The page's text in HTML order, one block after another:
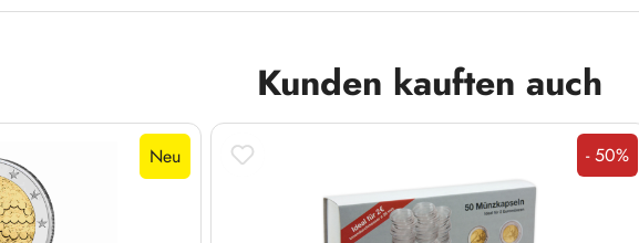
Kunden kauften auch
Neu Rabatt
- 50%